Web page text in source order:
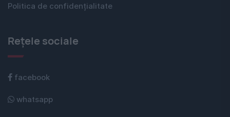
Politica de confidențialitate
Rețele sociale
facebook
whatsapp